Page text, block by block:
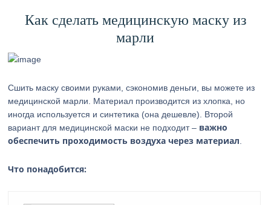
Как сделать медицинскую маску из
марли
Сшить маску своими руками, сэкономив деньги, вы можете из
медицинской марли. Материал производится из хлопка, но
иногда используется и синтетика (она дешевле). Второй
вариант для медицинской маски не подходит – важно
обеспечить проходимость воздуха через материал
Что понадобится: